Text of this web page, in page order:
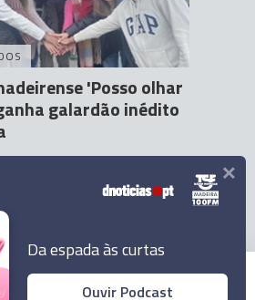
'Posso olhar
galardão inédito
Da espada às curtas
Ouvir Podcast
×